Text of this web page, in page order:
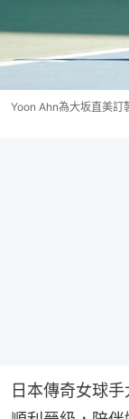
Yoon Ahn為大坂直美訂
日本傳奇女球